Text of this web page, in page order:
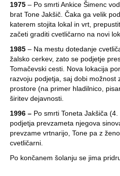
1975 – Po smrti Ankice Šimenc
brat Tone Jakšič. Čaka ga velik
katerem stojita lokal in vrt,
začeti graditi cvetličarno na novi
1985 – Na mestu dotedanje
žalsko cerkev, zato se podjetje
Tomačevski cesti. Nova lokacija
razvoju podjetja, saj dobi možnost
prostore (na primer hladilnico,
širitev dejavnosti.
1996 – Po smrti Toneta Jakšiča
podjetja prevzameta njegova
prevzame vrtnarijo, Tone pa z
cvetličarni.
Po končanem šolanju se jima